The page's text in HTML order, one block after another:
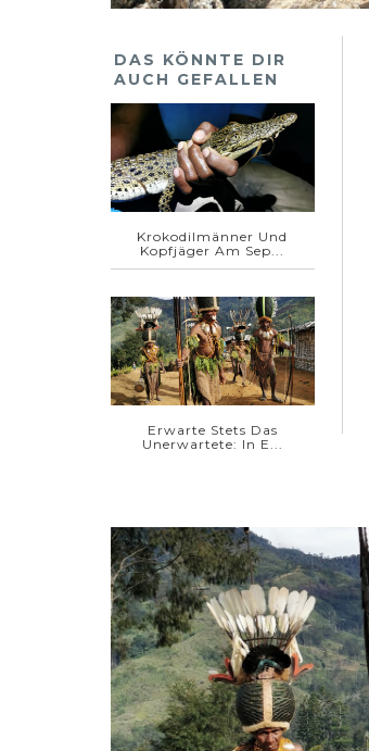
DAS KÖNNTE DIR
AUCH GEFALLEN
Krokodilmänner Und
Kopfjäger Am Sep...
Erwarte Stets Das
Unerwartete: In E...